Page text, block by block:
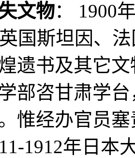
文物： 1900
国斯坦因、
遗书及其它
部咨甘肃学
惟经办官员
1912年日本